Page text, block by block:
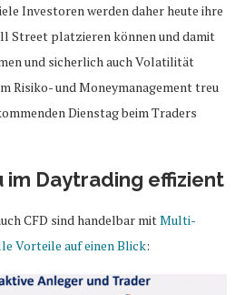
Investoren werden daher heute ihre
Street platzieren können und damit
und sicherlich auch Volatilität
Risiko- und Moneymanagement treu
Dienstag beim Traders
im Daytrading effizient
CFD sind handelbar mitMulti-
Vorteile auf einen Blick: